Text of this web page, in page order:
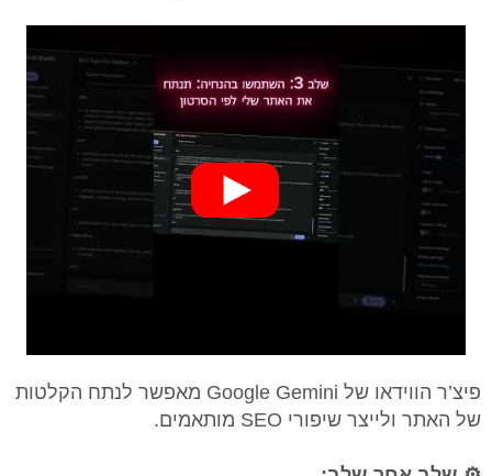
פיצ’ר הווידאו של Google Gemini מאפשר לנתח הקלטות
של האתר ולייצר שיפורי SEO מותאמים.